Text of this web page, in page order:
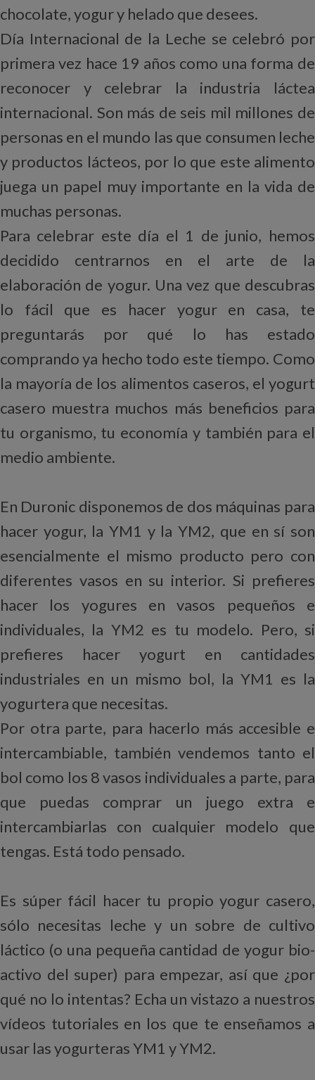
chocolate, yogur y helado que desees.
Día Internacional de la Leche se celebró por
primera vez hace 19 años como una forma de
reconocer y celebrar la industria láctea
internacional. Son más de seis mil millones de
personas en el mundo las que consumen leche
y productos lácteos, por lo que este alimento
juega un papel muy importante en la vida de
muchas personas.
Para celebrar este día el 1 de junio, hemos
decidido centrarnos en el arte de la
elaboración de yogur. Una vez que descubras
lo fácil que es hacer yogur en casa, te
preguntarás por qué lo has estado
comprando ya hecho todo este tiempo. Como
la mayoría de los alimentos caseros, el yogurt
casero muestra muchos más beneficios para
tu organismo, tu economía y también para el
medio ambiente.
En Duronic disponemos de dos máquinas para
hacer yogur, la YM1 y la YM2, que en sí son
esencialmente el mismo producto pero con
diferentes vasos en su interior. Si prefieres
hacer los yogures en vasos pequeños e
individuales, la YM2 es tu modelo. Pero, si
prefieres hacer yogurt en cantidades
industriales en un mismo bol, la YM1 es la
yogurtera que necesitas.
Por otra parte, para hacerlo más accesible e
intercambiable, también vendemos tanto el
bol como los 8 vasos individuales a parte, para
que puedas comprar un juego extra e
intercambiarlas con cualquier modelo que
tengas. Está todo pensado.
Es súper fácil hacer tu propio yogur casero,
sólo necesitas leche y un sobre de cultivo
láctico (o una pequeña cantidad de yogur bio-
activo del super) para empezar, así que ¿por
qué no lo intentas? Echa un vistazo a nuestros
vídeos tutoriales en los que te enseñamos a
usar las yogurteras YM1 y YM2.